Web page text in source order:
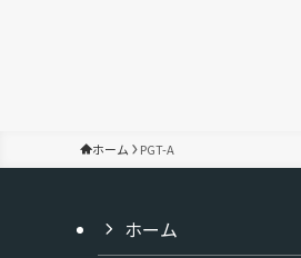
ホーム PGT-A
ホーム